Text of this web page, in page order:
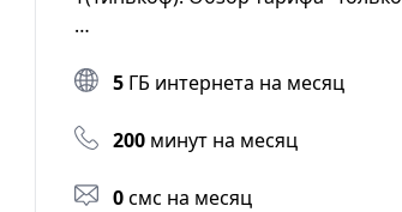
…
5 ГБ интернета на месяц
200 минут на месяц
0смс на месяц